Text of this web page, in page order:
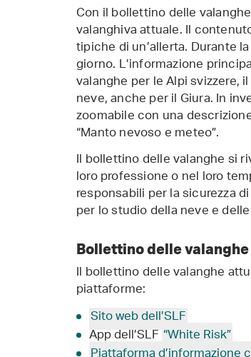
Con il bollettino delle
valanghiva attuale. Il
tipiche di un’allerta. Durante
giorno. L’informazione
valanghe per le Alpi
neve, anche per il Giura. In
zoomabile con una
“Manto nevoso e meteo”.
Il bollettino delle valanghe si
loro professione o nel loro
responsabili per la sicurezza
per lo studio della neve e
Bollettino delle
Il bollettino delle valanghe
piattaforme:
Sito web dell’SLF
App dell’SLF “White Risk”